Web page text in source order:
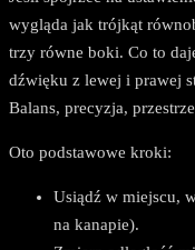
wygląda jak trójkąt
trzy równe boki. Co to
dźwięku z lewej i prawej
Balans, precyzja,
Oto podstawowe kroki:
Usiądź w miejscu,
na kanapie).